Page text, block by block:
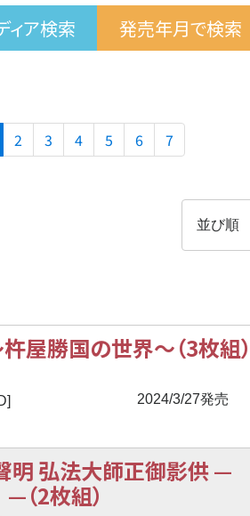
ィア検索 発売年月で検索
(current)
2 3 4 5 6 7
並び順
屋勝国の世界～（3枚組）
2024/3/27発売
明 弘法大師正御影供
2枚組）